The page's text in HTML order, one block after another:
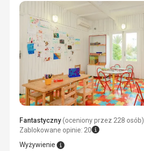
Fantastyczny(oceniony przez 228 osób)
Zablokowane opinie: 20
Wyżywienie